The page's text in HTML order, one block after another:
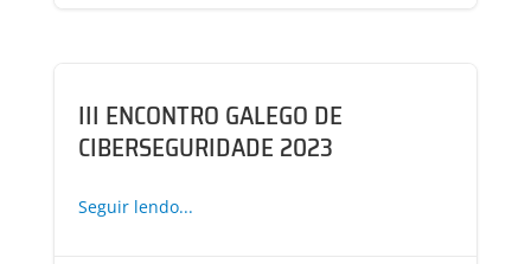
III ENCONTRO GALEGO DE
CIBERSEGURIDADE 2023
Seguir lendo...